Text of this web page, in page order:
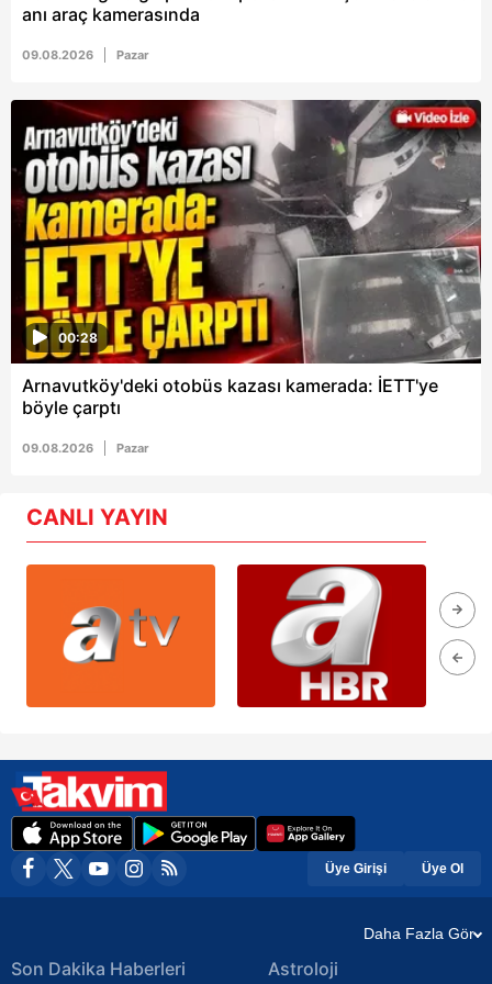
anı araç kamerasında
09.08.2026 Pazar
00:28
Arnavutköy'deki otobüs kazası kamerada: İETT'ye
böyle çarptı
09.08.2026 Pazar
CANLI YAYIN
Üye Girişi Üye Ol
Daha Fazla Gör
Son Dakika Haberleri Astroloji